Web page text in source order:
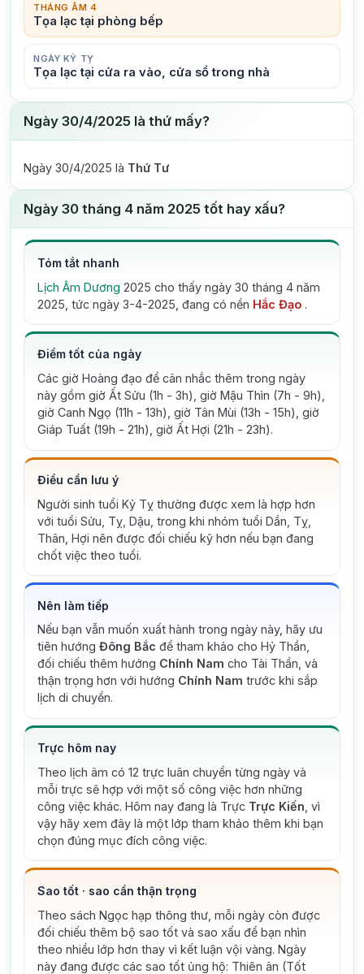
THÁNG ÂM 4
Tọa lạc tại phòng bếp
NGÀY KỶ TỴ
Tọa lạc tại cửa ra vào, cửa sổ trong nhà
Ngày 30/4/2025 là thứ mấy?
Ngày 30/4/2025 là Thứ Tư
Ngày 30 tháng 4 năm 2025 tốt hay xấu?
Tóm tắt nhanh
Lịch Âm Dương 2025 cho thấy ngày 30 tháng 4 năm
2025, tức ngày 3-4-2025, đang có nền Hắc Đạo .
Điểm tốt của ngày
Các giờ Hoàng đạo để cân nhắc thêm trong ngày
này gồm giờ Ất Sửu (1h - 3h), giờ Mậu Thìn (7h - 9h),
giờ Canh Ngọ (11h - 13h), giờ Tân Mùi (13h - 15h), giờ
Giáp Tuất (19h - 21h), giờ Ất Hợi (21h - 23h).
Điều cần lưu ý
Người sinh tuổi Kỷ Tỵ thường được xem là hợp hơn
với tuổi Sửu, Tỵ, Dậu, trong khi nhóm tuổi Dần, Tỵ,
Thân, Hợi nên được đối chiếu kỹ hơn nếu bạn đang
chốt việc theo tuổi.
Nên làm tiếp
Nếu bạn vẫn muốn xuất hành trong ngày này, hãy ưu
tiên hướng Đông Bắc để tham khảo cho Hỷ Thần,
đối chiếu thêm hướng Chính Nam cho Tài Thần, và
thận trọng hơn với hướng Chính Nam trước khi sắp
lịch di chuyển.
Trực hôm nay
Theo lịch âm có 12 trực luân chuyển từng ngày và
mỗi trực sẽ hợp với một số công việc hơn những
công việc khác. Hôm nay đang là Trực Trực Kiến , vì
vậy hãy xem đây là một lớp tham khảo thêm khi bạn
chọn đúng mục đích công việc.
Sao tốt · sao cần thận trọng
Theo sách Ngọc hạp thông thư, mỗi ngày còn được
đối chiếu thêm bộ sao tốt và sao xấu để bạn nhìn
theo nhiều lớp hơn thay vì kết luận vội vàng. Ngày
này đang được các sao tốt ủng hộ: Thiên ân (Tốt